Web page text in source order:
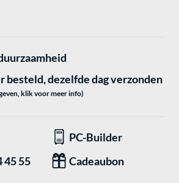
besteld, dezelfde dag verzonden
klik voor meer info)
PC-Builder
45 55
Cadeaubon